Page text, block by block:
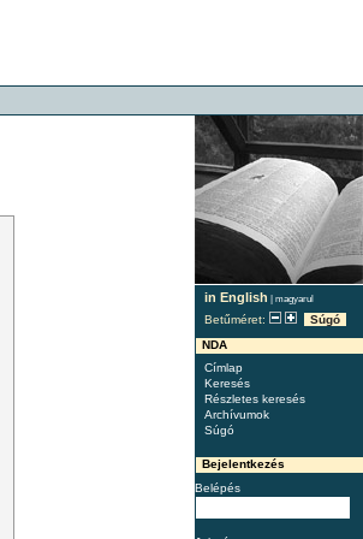
in English | magyarul
Betűméret:
Súgó
NDA
Címlap
Keresés
Részletes keresés
Archívumok
Súgó
Bejelentkezés
Belépés